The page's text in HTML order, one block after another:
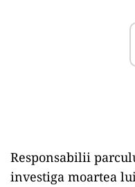
Responsabilii
investiga moartea